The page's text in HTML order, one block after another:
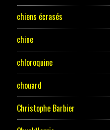
chiens écrasés
chine
chloroquine
chouard
Christophe Barbier